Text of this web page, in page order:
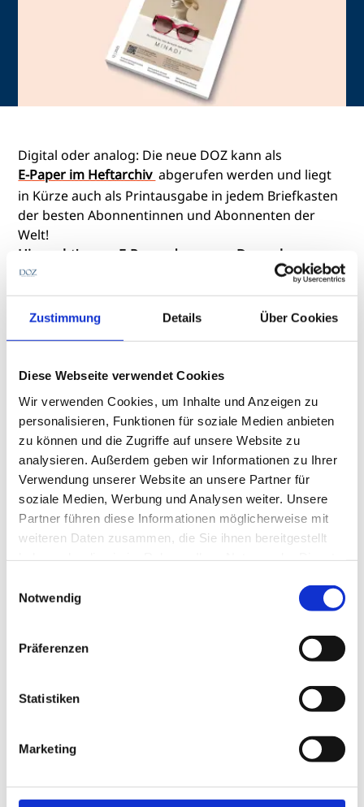
Zustimmung Details Über Cookies
Diese Webseite verwendet Cookies
Wir verwenden Cookies, um Inhalte und Anzeigen zu
personalisieren, Funktionen für soziale Medien anbieten
zu können und die Zugriffe auf unsere Website zu
analysieren. Außerdem geben wir Informationen zu Ihrer
Verwendung unserer Website an unsere Partner für
soziale Medien, Werbung und Analysen weiter. Unsere
Partner führen diese Informationen möglicherweise mit
weiteren Daten zusammen, die Sie ihnen bereitgestellt
Notwendig
Präferenzen
Statistiken
Marketing
Digital oder analog: Die neue DOZ kann als
E-Paper im Heftarchiv abgerufen werden und liegt
in Kürze auch als Printausgabe in jedem Briefkasten
der besten Abonnentinnen und Abonnenten der
Welt!
Hier geht's zum E-Paper der neuen Dezember-
Ausgabe
!
Themenvorschau
Brillen.de wirbt Fachkräfte in Indien an /
Gerichtsbeschluss zur Remote-Refraktion
Die fünf Gesundheitshandwerke stellen ihr
neues Positionspapier vor
Dresdnerin musste klagen, um die erste Praxis
für Orthoptik eröffnen zu dürfen
Das DOZ-Kinderbrillen-Shooting: Ohne
Sehstress durch das Schuljahr
Langzeitforschung
Kinder und Licht: Irlen-Therapie bei visuellem
Kontaktlinsenanpassung bei Heranwachsenden
Hörstörungen bei Kindern erkennen, einordnen